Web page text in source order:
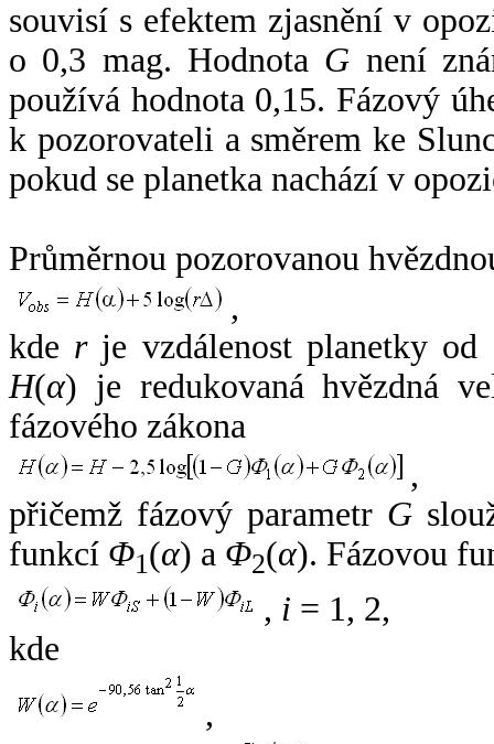
souvisí s efektem zjasnění v
o 0,3 mag. Hodnota G není
používá hodnota 0,15. Fázový
k pozorovateli a směrem ke
pokud se planetka nachází v
Průměrnou pozorovanou
,
kde rje vzdálenost planetky od
H(α) je redukovaná hvězdná
fázového zákona
,
přičemž fázový parametr G
funkcí Φ1(α) a Φ2(α). Fázovou
, i = 1, 2,
kde
,